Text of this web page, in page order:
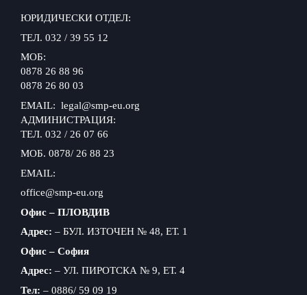
ЮРИДИЧЕСКИ ОТДЕЛ:
ТЕЛ. 032 / 39 55 12
МОБ:
0878 26 88 96
0878 26 80 03
EMAIL: legal@smp-eu.org
АДМИНИСТРАЦИЯ:
ТЕЛ. 032 / 26 07 66
МОБ. 0878/ 26 88 23
EMAIL:
office@smp-eu.org
Офис – ПЛОВДИВ
Адрес: – БУЛ. ИЗТОЧЕН № 48, ЕТ. 1
Офис – София
Адрес: – УЛ. ПИРОТСКА № 9, ЕТ. 4
Тел: – 0886/ 59 09 19